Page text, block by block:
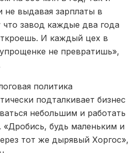
не выдавая зарплаты в
завод каждые два года
И каждый цех в
не превратишь»,
политика
подталкивает бизнес
небольшим и работать
«Дробись, будь маленьким и
тот же дырявый Хоргос»,